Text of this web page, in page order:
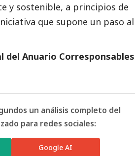
y sostenible, a principios de
que supone un paso al
del Anuario Corresponsables
un análisis completo del
para redes sociales:
Google AI